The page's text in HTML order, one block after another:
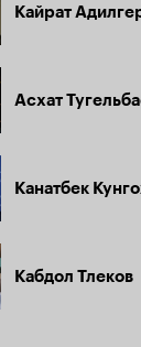
Кайрат
Асхат
Канатбек
Кабдол Тлеков